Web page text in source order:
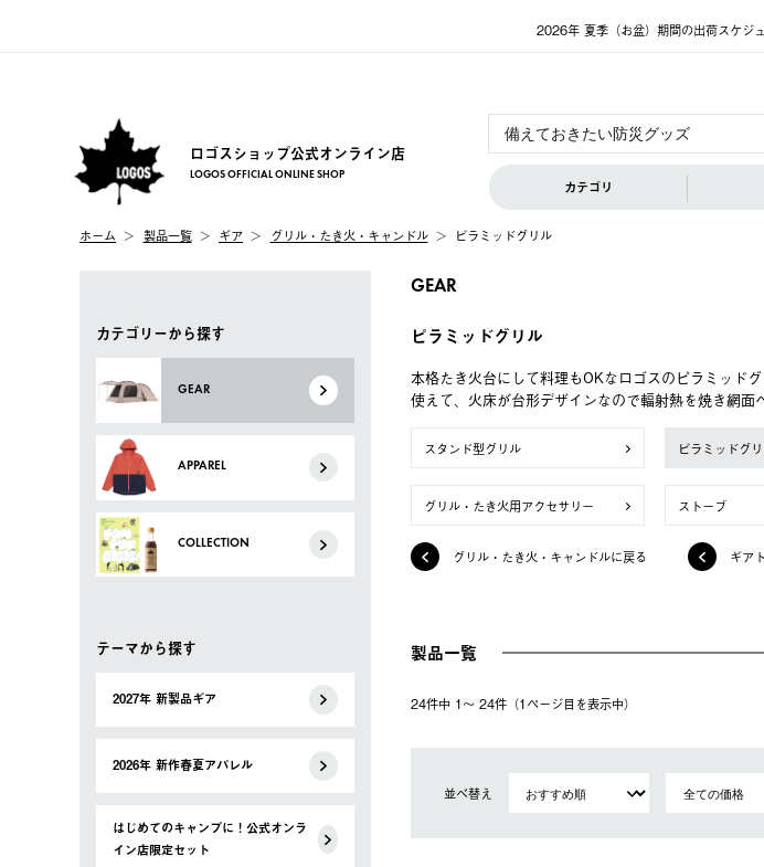
2026年 夏季（お盆）期間の出荷スケジ
ロゴスショップ公式オンライン店
LOGOS OFFICIAL ONLINE SHOP
カテゴリ
ホーム 製品一覧 ギア グリル・たき火・キャンドル ピラミッドグリル
カテゴリーから探す
GEAR
APPAREL
COLLECTION
テーマから探す
2027年 新製品ギア
2026年 新作春夏アパレル
はじめてのキャンプに！公式オンラ
イン店限定セット
GEAR
ピラミッドグリル
本格たき火台にして料理もOKなロゴスのピラミッド
使えて、火床が台形デザインなので輻射熱を焼き網面
スタンド型グリル ピラミッドグ
グリル・たき火用アクセサリー ストーブ
グリル・たき火・キャンドルに戻る ギア
製品一覧
24件中 1〜 24件（1ページ⽬を表⽰中）
並べ替え